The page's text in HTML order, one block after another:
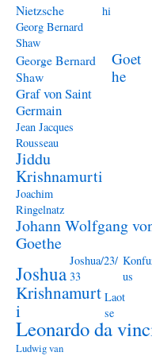
Nietzsche
hi
Georg Bernard
Shaw
George Bernard
Shaw
Goet
he
Graf von Saint
Germain
Jean Jacques
Rousseau
Jiddu
Krishnamurti
Joachim
Ringelnatz
Johann Wolfgang
Goethe
Joshua
Joshua/23/
33
us
Krishnamurt
i
Laot
se
Leonardo da
Ludwig van